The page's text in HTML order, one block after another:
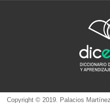
Copyright © 2019. Palacios